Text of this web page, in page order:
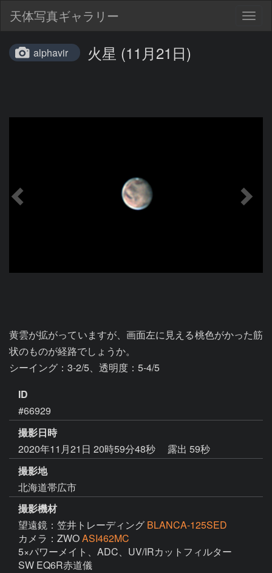
天体写真ギャラリー
alphavir 火星 (11月21日)
黄雲が拡がっていますが、画面左に見える桃色がかった筋
状のものが経路でしょうか。
シーイング：3-2/5、透明度：5-4/5
ID
#66929
撮影日時
2020年11月21日 20時59分48秒
露出 59秒
撮影地
北海道帯広市
撮影機材
望遠鏡：笠井トレーディング BLANCA-125SED
カメラ：ZWOASI462MC
5×パワーメイト、ADC、UV/IRカットフィルター
SW EQ6R赤道儀